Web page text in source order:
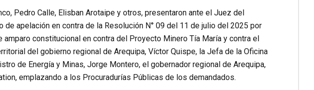
Pedro Calle, Elisban Arotaipe y otros, presentaron ante el Juez del
apelación en contra de la Resolución N° 09 del 11 de julio del 2025 por
constitucional en contra del Proyecto Minero Tía María y contra el
del gobierno regional de Arequipa, Víctor Quispe, la Jefa de la Oficina
de Energía y Minas, Jorge Montero, el gobernador regional de Arequipa,
emplazando a los Procuradurías Públicas de los demandados.